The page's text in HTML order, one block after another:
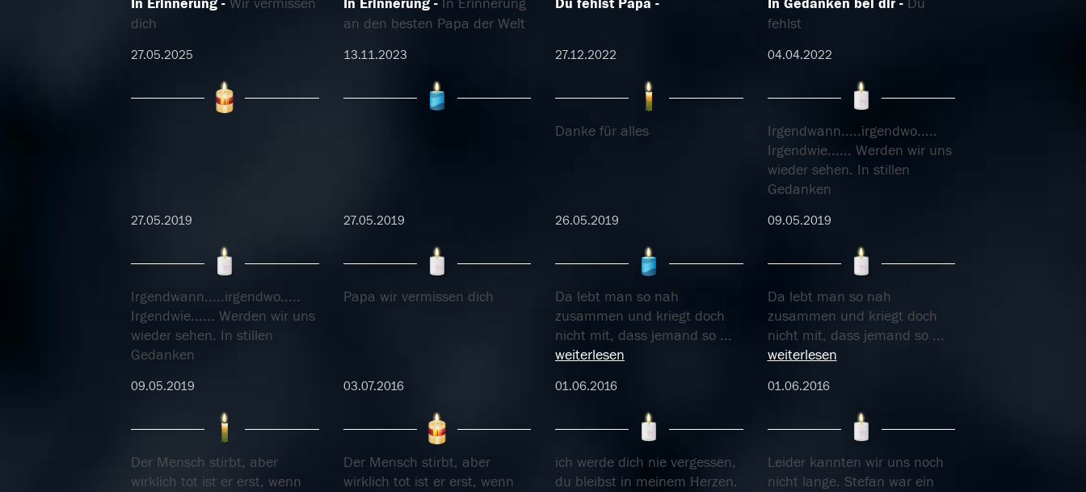
In Erinnerung
Wir vermissen
dich
27.05.2025
In Erinnerung
In Erinnerung
an den besten Papa der Welt
13.11.2023
Du fehlst Papa
27.12.2022
In Gedanken bei dir
Du
fehlst
04.04.2022
27.05.2019 27.05.2019
Danke für alles
26.05.2019
Irgendwann.....irgendwo.....
Irgendwie...... Werden wir uns
wieder sehen. In stillen
Gedanken
09.05.2019
Irgendwann.....irgendwo.....
Irgendwie...... Werden wir uns
wieder sehen. In stillen
Gedanken
09.05.2019
Papa wir vermissen dich
03.07.2016
Da lebt man so nah
zusammen und kriegt doch
nicht mit, dass jemand so ...
weiterlesen
01.06.2016
Da lebt man so nah
zusammen und kriegt doch
nicht mit, dass jemand so ...
weiterlesen
01.06.2016
Der Mensch stirbt, aber
wirklich tot ist er erst, wenn
Der Mensch stirbt, aber
wirklich tot ist er erst, wenn
ich werde dich nie vergessen,
du bleibst in meinem Herzen.
Leider kannten wir uns noch
nicht lange. Stefan war ein